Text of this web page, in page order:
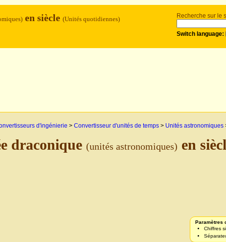
Recherche sur le
Switch language:
en siècle (Unités quotidiennes)
d'ingénierie > Convertisseur d'unités de temps > Unités astronomiques
draconique (unités astronomiques) en
Paramètres
Chiffres